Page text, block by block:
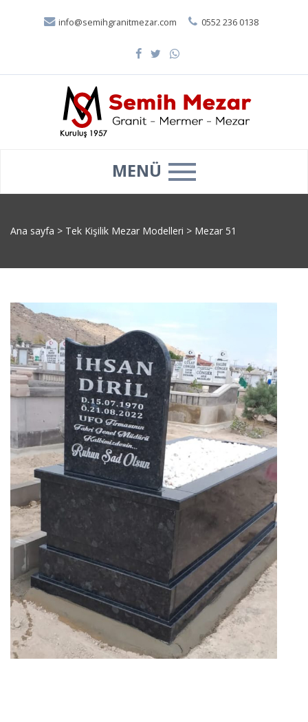
info@semihgranitmezar.com 0552 236 0138
MENÜ
Ana sayfa > Tek Kişilik Mezar Modelleri > Mezar 51